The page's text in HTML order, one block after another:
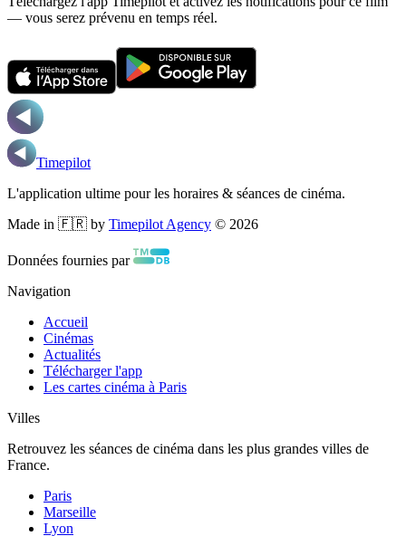
— vous serez prévenu en temps réel.
Timepilot
L'application ultime pour les horaires & séances de cinéma.
Made in 🇫🇷 by Timepilot Agency © 2026
Données fournies par
Navigation
Accueil
Cinémas
Actualités
Télécharger l'app
Les cartes cinéma à Paris
Villes
Retrouvez les séances de cinéma dans les plus grandes villes de
France.
Paris
Marseille
Lyon